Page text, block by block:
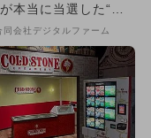
本当に当選した“買
これ
同会社デジタルファーム